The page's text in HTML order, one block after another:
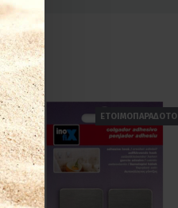
ΕΤΟΙΜΟΠΑΡΑΔΟΤΟ